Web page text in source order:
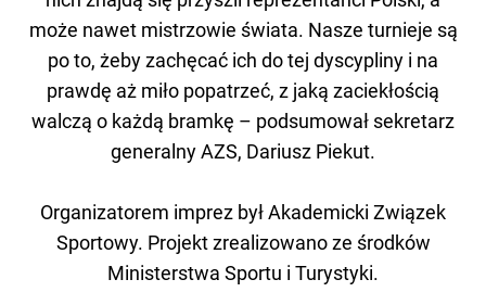
może nawet mistrzowie świata. Nasze turnieje są
po to, żeby zachęcać ich do tej dyscypliny i na
prawdę aż miło popatrzeć, z jaką zaciekłością
walczą o każdą bramkę – podsumował sekretarz
generalny AZS, Dariusz Piekut.
Organizatorem imprez był Akademicki Związek
Sportowy. Projekt zrealizowano ze środków
Ministerstwa Sportu i Turystyki.